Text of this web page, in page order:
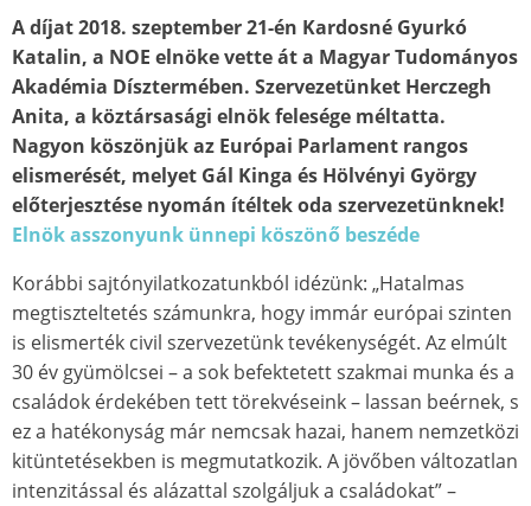
A díjat 2018. szeptember 21-én Kardosné Gyurkó
Katalin, a NOE elnöke vette át a Magyar Tudományos
Akadémia Dísztermében. Szervezetünket Herczegh
Anita, a köztársasági elnök felesége méltatta.
Nagyon köszönjük az Európai Parlament rangos
elismerését, melyet Gál Kinga és Hölvényi György
előterjesztése nyomán ítéltek oda szervezetünknek!
Elnök asszonyunk ünnepi köszönő beszéde
Korábbi sajtónyilatkozatunkból idézünk: „Hatalmas
megtiszteltetés számunkra, hogy immár európai szinten
is elismerték civil szervezetünk tevékenységét. Az elmúlt
30 év gyümölcsei – a sok befektetett szakmai munka és a
családok érdekében tett törekvéseink – lassan beérnek, s
ez a hatékonyság már nemcsak hazai, hanem nemzetközi
kitüntetésekben is megmutatkozik. A jövőben változatlan
intenzitással és alázattal szolgáljuk a családokat” –